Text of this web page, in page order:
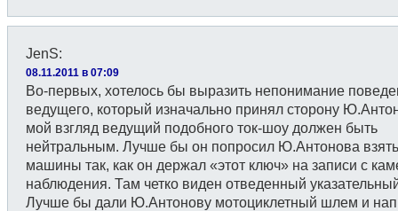
JenS:
08.11.2011 в 07:09
Во-первых, хотелось бы выразить непонимание
ведущего, который изначально принял сторону
мой взгляд ведущий подобного ток-шоу должен быть
нейтральным. Лучше бы он попросил Ю.Антонова
машины так, как он держал «этот ключ» на записи с
наблюдения. Там четко виден отведенный
Лучше бы дали Ю.Антонову мотоциклетный шлем и